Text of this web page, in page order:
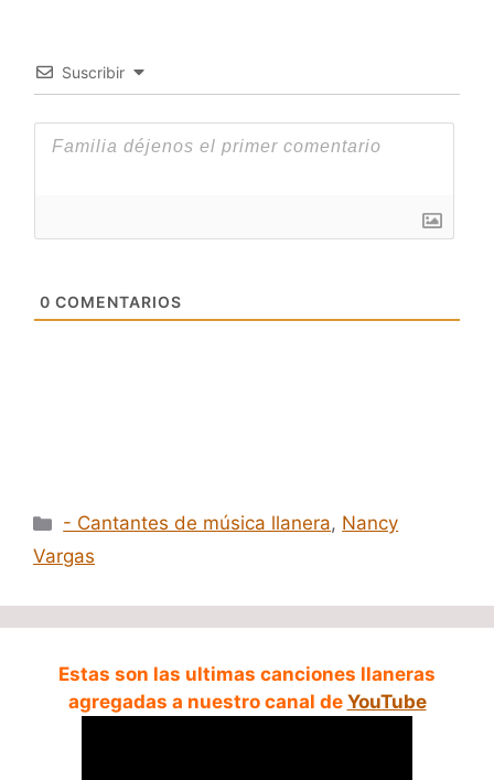
Suscribir
0 COMENTARIOS
Categorías
- Cantantes de música llanera, Nancy
Vargas
Estas son las ultimas canciones llaneras
agregadas a nuestro canal de YouTube